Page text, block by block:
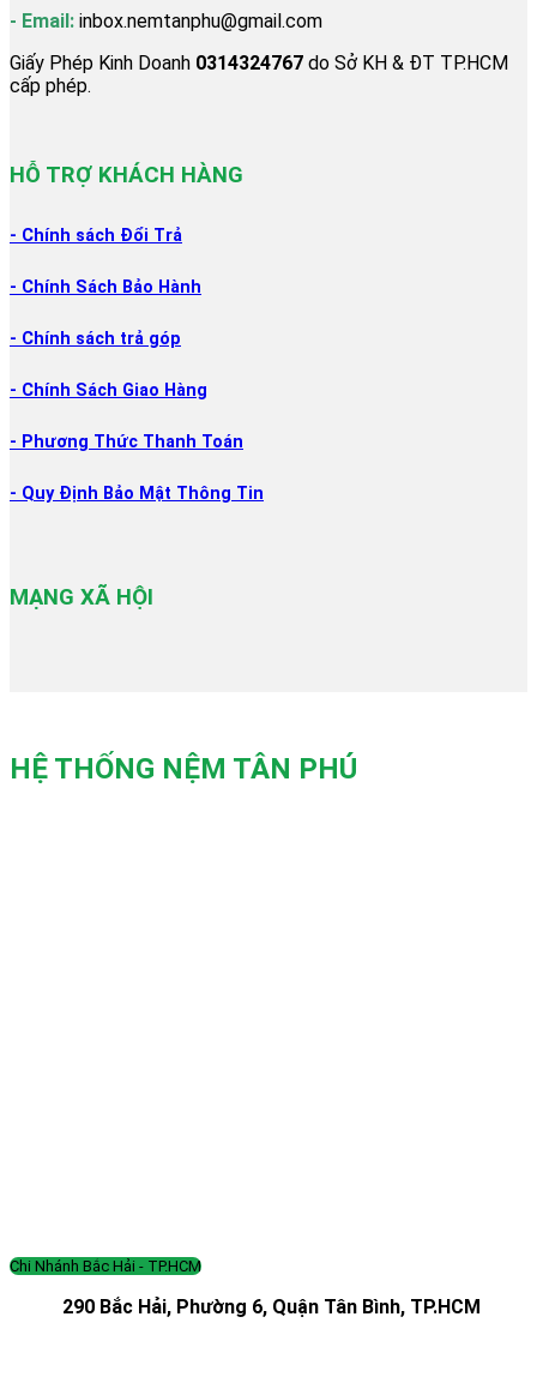
- Email: inbox.nemtanphu@gmail.com
Giấy Phép Kinh Doanh 0314324767 do Sở KH & ĐT TP.HCM
cấp phép.
HỖ TRỢ KHÁCH HÀNG
- Chính sách Đổi Trả
- Chính Sách Bảo Hành
- Chính sách trả góp
- Chính Sách Giao Hàng
- Phương Thức Thanh Toán
- Quy Định Bảo Mật Thông Tin
MẠNG XÃ HỘI
HỆ THỐNG NỆM TÂN PHÚ
Chi Nhánh Bắc Hải - TP.HCM
290 Bắc Hải, Phường 6, Quận Tân Bình, TP.HCM